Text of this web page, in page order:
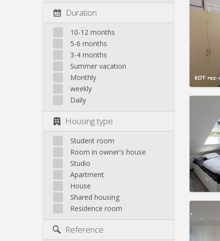
Duration
10-12 months
5-6 months
3-4 months
Summer vacation
Monthly
weekly
Daily
Housing type
Student room
Room in owner's house
Studio
Apartment
House
Shared housing
Residence room
Reference
Rent:
Rent:
Charges: